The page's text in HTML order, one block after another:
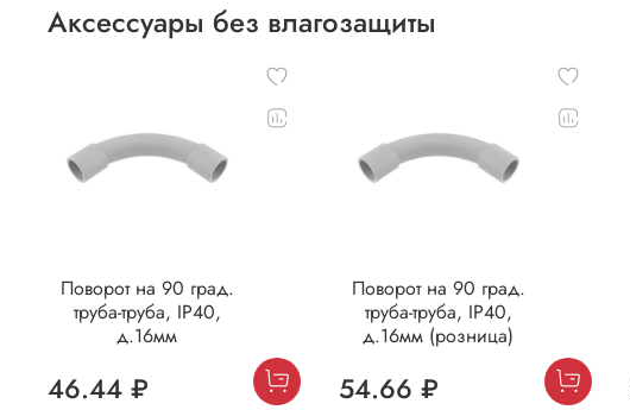
Аксессуары без влагозащиты
Поворот на 90 град.
труба-труба, IP40,
д.16мм
46.44 ₽
Поворот на 90 град.
труба-труба, IP40,
д.16мм (розница)
54.66 ₽